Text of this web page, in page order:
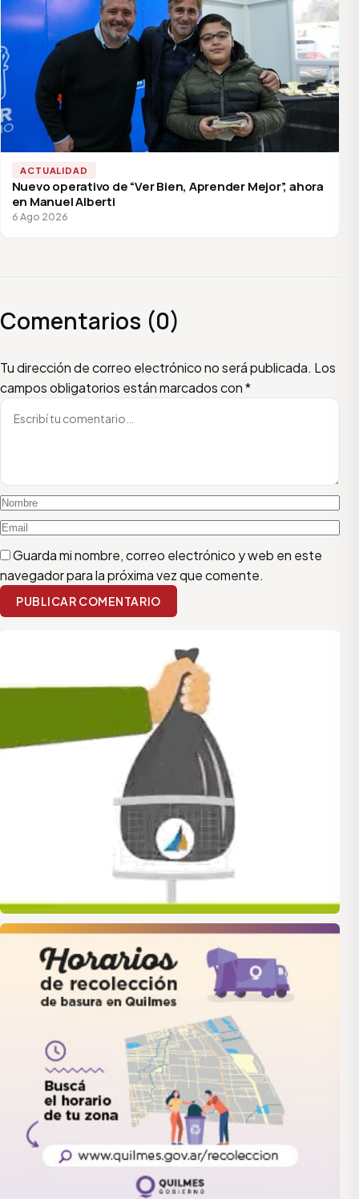
ACTUALIDAD
Nuevo operativo de “Ver Bien, Aprender Mejor”, ahora
en Manuel Alberti
6 Ago 2026
Comentarios (0)
Tu dirección de correo electrónico no será publicada. Los
campos obligatorios están marcados con*
Escribí tu comentario
Nombre
Email
Guarda mi nombre, correo electrónico y web en este
navegador para la próxima vez que comente.
PUBLICAR COMENTARIO
quilmes